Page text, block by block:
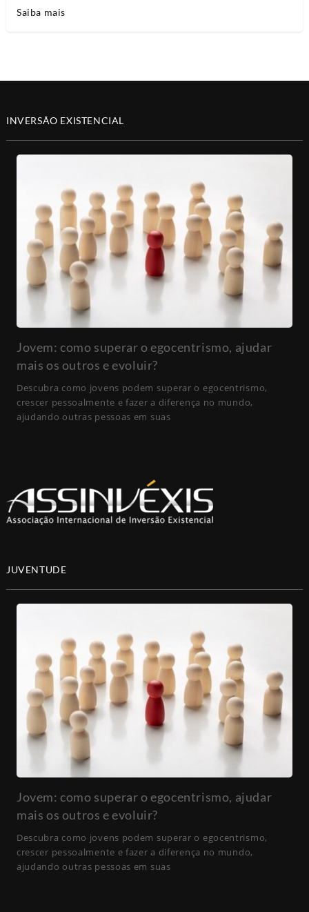
Saiba mais
INVERSÃO EXISTENCIAL
Jovem: como superar o egocentrismo, ajudar
mais os outros e evoluir?
Descubra como jovens podem superar o egocentrismo,
crescer pessoalmente e fazer a diferença no mundo,
ajudando outras pessoas em suas
JUVENTUDE
Jovem: como superar o egocentrismo, ajudar
mais os outros e evoluir?
Descubra como jovens podem superar o egocentrismo,
crescer pessoalmente e fazer a diferença no mundo,
ajudando outras pessoas em suas